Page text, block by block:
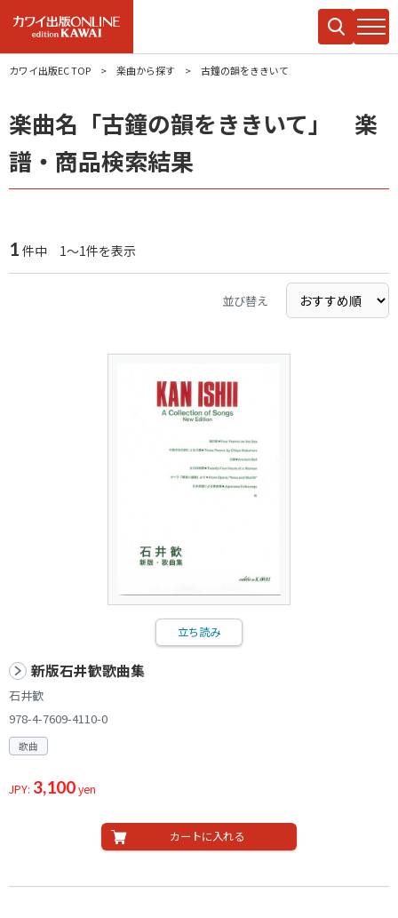
カワイ出版EC TOP 楽曲から探す 古鐘の韻をききいて
楽曲名「古鐘の韻をききいて」 楽
譜・商品検索結果
1 件中 1～1件を表示
並び替え
立ち読み
新版石井歓歌曲集
石井歓
978-4-7609-4110-0
歌曲
JPY: 3,100yen
カートに入れる